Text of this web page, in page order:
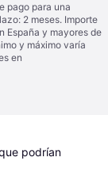
pago para una
2 meses. Importe
España y mayores de
y máximo varía
en
podrían